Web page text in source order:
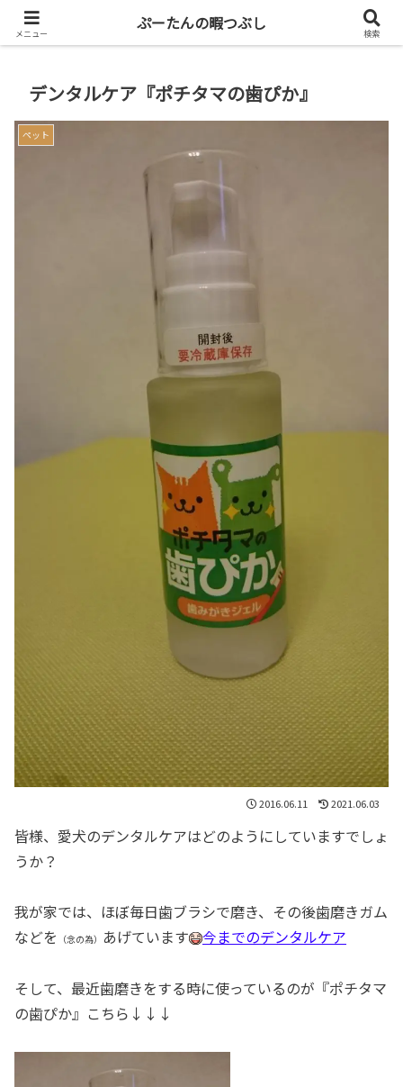
共働き二人暮らしを楽しもう
デンタルケア『ポチタマの歯ぴか』
ペット
2016.06.11 2021.06.03
皆様、愛犬のデンタルケアはどのようにしていますでしょ
うか？
我が家では、ほぼ毎日歯ブラシで磨き、その後歯磨きガム
などを （念の為） あげています 今までのデンタルケア
そして、最近歯磨きをする時に使っているのが『ポチタマ
の歯ぴか』こちら↓↓↓
メニュー
ぷーたんの暇つぶし
検索